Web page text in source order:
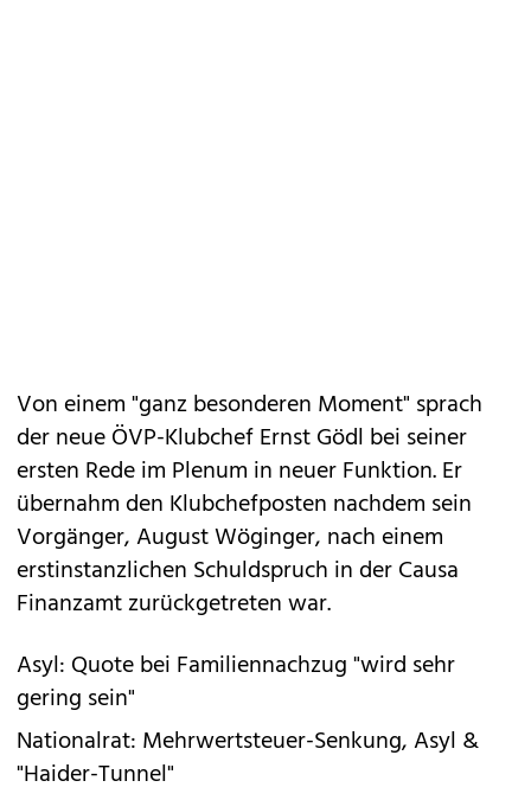
Von einem "ganz besonderen Moment" sprach
der neue ÖVP-Klubchef Ernst Gödl bei seiner
ersten Rede im Plenum in neuer Funktion. Er
übernahm den Klubchefposten nachdem sein
Vorgänger, August Wöginger, nach einem
erstinstanzlichen Schuldspruch in der Causa
Finanzamt zurückgetreten war.
Asyl: Quote bei Familiennachzug "wird sehr
gering sein"
Nationalrat: Mehrwertsteuer-Senkung, Asyl &
"Haider-Tunnel"